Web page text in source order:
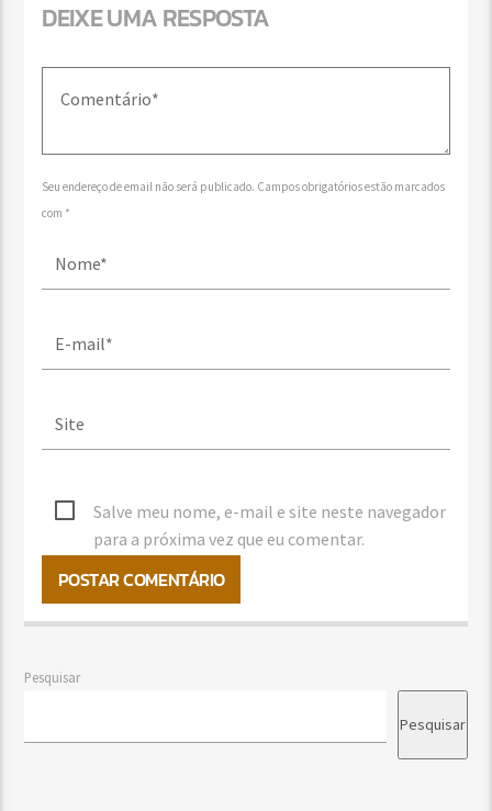
DEIXE UMA RESPOSTA
Seu endereço de email não será publicado. Campos obrigatórios estão marcados
com *
Salve meu nome, e-mail e site neste navegador
para a próxima vez que eu comentar.
Pesquisar
Pesquisar